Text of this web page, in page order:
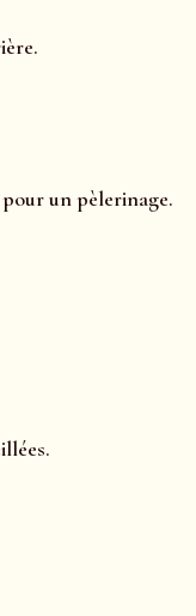
un pèlerinage.